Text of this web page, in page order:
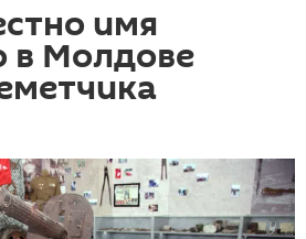
имя
в Молдове